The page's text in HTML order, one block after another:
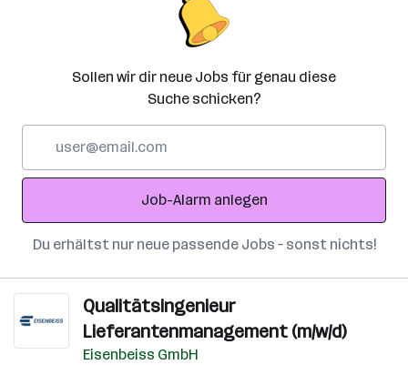
Sollen wir dir neue Jobs für genau diese
Suche schicken?
Adresse
Job-Alarm anlegen
Du erhältst nur neue passende Jobs – sonst nichts!
Qualitätsingenieur
Lieferantenmanagement (m/w/d)
Eisenbeiss GmbH